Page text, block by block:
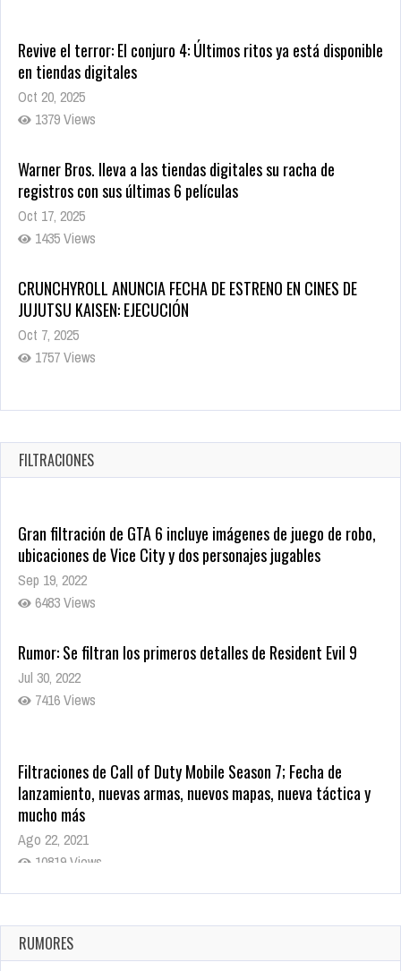
Oct 20, 2025
1379 Views
Warner Bros. lleva a las tiendas digitales su racha de
Oct 17, 2025
1435 Views
CRUNCHYROLL ANUNCIA FECHA DE ESTRENO EN CINES DE
Oct 7, 2025
1757 Views
5 Películas de Terror Basadas en la Vida Real que te Helarán
Oct 22, 2025
1337 Views
FILTRACIONES
Gran filtración de GTA 6 incluye imágenes de juego de robo,
ubicaciones de Vice City y dos personajes jugables
Sep 19, 2022
6483 Views
Rumor: Se filtran los primeros detalles de Resident Evil 9
Jul 30, 2022
7416 Views
Filtraciones de Call of Duty Mobile Season 7; Fecha de
lanzamiento, nuevas armas, nuevos mapas, nueva táctica y
mucho más
Ago 22, 2021
10819 Views
La configuración de Call of Duty 2021 aparentemente ya fue
Ago 8, 2021
10004 Views
RUMORES